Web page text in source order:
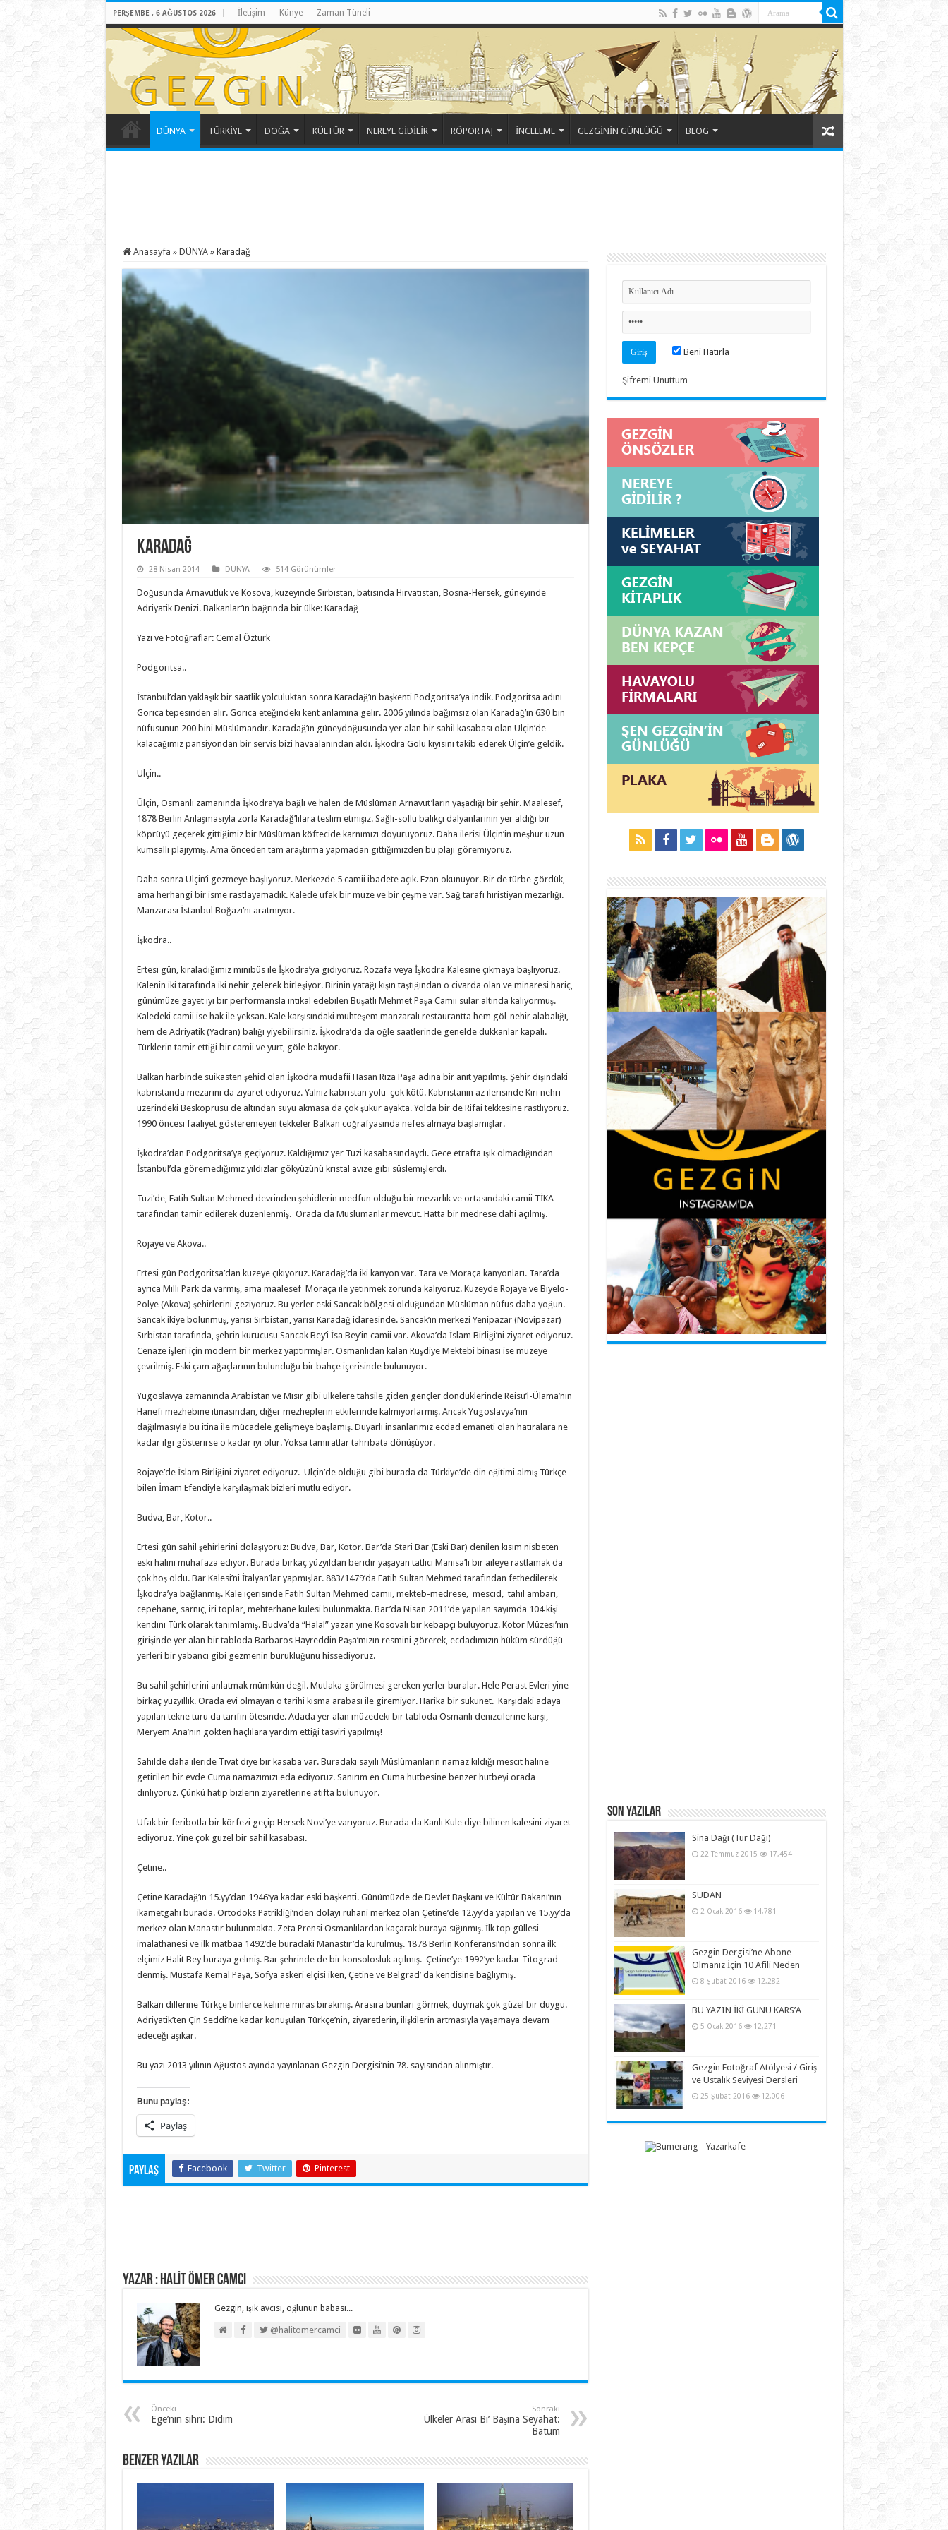
PERŞEMBE , 6 AĞUSTOS 2026 İletişim Künye Zaman Tüneli
DÜNYA TÜRKİYE DOĞA KÜLTÜR NEREYE GİDİLİR RÖPORTAJ İNCELEME GEZGİNİN GÜNLÜĞÜ BLOG
Anasayfa » DÜNYA » Karadağ
Karadağ
28 Nisan 2014 DÜNYA 514 Görünümler
Doğusunda Arnavutluk ve Kosova, kuzeyinde Sırbistan, batısında Hırvatistan, Bosna-Hersek, güneyinde
Adriyatik Denizi. Balkanlar’ın bağrında bir ülke: Karadağ
Yazı ve Fotoğraflar: Cemal Öztürk
Podgoritsa..
İstanbul’dan yaklaşık bir saatlik yolculuktan sonra Karadağ’ın başkenti Podgoritsa’ya indik. Podgoritsa adını
Gorica tepesinden alır. Gorica eteğindeki kent anlamına gelir. 2006 yılında bağımsız olan Karadağ’ın 630 bin
nüfusunun 200 bini Müslümandır. Karadağ’ın güneydoğusunda yer alan bir sahil kasabası olan Ülçin’de
kalacağımız pansiyondan bir servis bizi havaalanından aldı. İşkodra Gölü kıyısını takib ederek Ülçin’e geldik.
Ülçin..
Ülçin, Osmanlı zamanında İşkodra’ya bağlı ve halen de Müslüman Arnavut’ların yaşadığı bir şehir. Maalesef,
1878 Berlin Anlaşmasıyla zorla Karadağ’lılara teslim etmişiz. Sağlı-sollu balıkçı dalyanlarının yer aldığı bir
köprüyü geçerek gittiğimiz bir Müslüman köftecide karnımızı doyuruyoruz. Daha ilerisi Ülçin’in meşhur uzun
kumsallı plajıymış. Ama önceden tam araştırma yapmadan gittiğimizden bu plajı göremiyoruz.
Daha sonra Ülçin’i gezmeye başlıyoruz. Merkezde 5 camii ibadete açık. Ezan okunuyor. Bir de türbe gördük,
ama herhangi bir isme rastlayamadık. Kalede ufak bir müze ve bir çeşme var. Sağ tarafı hıristiyan mezarlığı.
Manzarası İstanbul Boğazı’nı aratmıyor.
İşkodra..
Ertesi gün, kiraladığımız minibüs ile İşkodra’ya gidiyoruz. Rozafa veya İşkodra Kalesine çıkmaya başlıyoruz.
Kalenin iki tarafında iki nehir gelerek birleşiyor. Birinin yatağı kışın taştığından o civarda olan ve minaresi hariç,
günümüze gayet iyi bir performansla intikal edebilen Buşatlı Mehmet Paşa Camii sular altında kalıyormuş.
Kaledeki camii ise hak ile yeksan. Kale karşısındaki muhteşem manzaralı restaurantta hem göl-nehir alabalığı,
hem de Adriyatik (Yadran) balığı yiyebilirsiniz. İşkodra’da da öğle saatlerinde genelde dükkanlar kapalı.
Türklerin tamir ettiği bir camii ve yurt, göle bakıyor.
Balkan harbinde suikasten şehid olan İşkodra müdafii Hasan Rıza Paşa adına bir anıt yapılmış. Şehir dışındaki
kabristanda mezarını da ziyaret ediyoruz. Yalnız kabristan yolu çok kötü. Kabristanın az ilerisinde Kiri nehri
üzerindeki Besköprüsü de altından suyu akmasa da çok şükür ayakta. Yolda bir de Rifai tekkesine rastlıyoruz.
1990 öncesi faaliyet gösteremeyen tekkeler Balkan coğrafyasında nefes almaya başlamışlar.
İşkodra’dan Podgoritsa’ya geçiyoruz. Kaldığımız yer Tuzi kasabasındaydı. Gece etrafta ışık olmadığından
İstanbul’da göremediğimiz yıldızlar gökyüzünü kristal avize gibi süslemişlerdi.
Tuzi’de, Fatih Sultan Mehmed devrinden şehidlerin medfun olduğu bir mezarlık ve ortasındaki camii TİKA
tarafından tamir edilerek düzenlenmiş. Orada da Müslümanlar mevcut. Hatta bir medrese dahi açılmış.
Rojaye ve Akova..
Ertesi gün Podgoritsa’dan kuzeye çıkıyoruz. Karadağ’da iki kanyon var. Tara ve Moraça kanyonları. Tara’da
ayrıca Milli Park da varmış, ama maalesef Moraça ile yetinmek zorunda kalıyoruz. Kuzeyde Rojaye ve Biyelo-
Polye (Akova) şehirlerini geziyoruz. Bu yerler eski Sancak bölgesi olduğundan Müslüman nüfus daha yoğun.
Sancak ikiye bölünmüş, yarısı Sırbistan, yarısı Karadağ idaresinde. Sancak’ın merkezi Yenipazar (Novipazar)
Sırbistan tarafında, şehrin kurucusu Sancak Bey’i İsa Bey’in camii var. Akova’da İslam Birliği’ni ziyaret ediyoruz.
Cenaze işleri için modern bir merkez yaptırmışlar. Osmanlıdan kalan Rüşdiye Mektebi binası ise müzeye
çevrilmiş. Eski çam ağaçlarının bulunduğu bir bahçe içerisinde bulunuyor.
Yugoslavya zamanında Arabistan ve Mısır gibi ülkelere tahsile giden gençler döndüklerinde Reisü’l-Ülama’nın
Hanefi mezhebine itinasından, diğer mezheplerin etkilerinde kalmıyorlarmış. Ancak Yugoslavya’nın
dağılmasıyla bu itina ile mücadele gelişmeye başlamış. Duyarlı insanlarımız ecdad emaneti olan hatıralara ne
kadar ilgi gösterirse o kadar iyi olur. Yoksa tamiratlar tahribata dönüşüyor.
Rojaye’de İslam Birliğini ziyaret ediyoruz. Ülçin’de olduğu gibi burada da Türkiye’de din eğitimi almış Türkçe
bilen İmam Efendiyle karşılaşmak bizleri mutlu ediyor.
Budva, Bar, Kotor..
Ertesi gün sahil şehirlerini dolaşıyoruz: Budva, Bar, Kotor. Bar’da Stari Bar (Eski Bar) denilen kısım nisbeten
eski halini muhafaza ediyor. Burada birkaç yüzyıldan beridir yaşayan tatlıcı Manisa’lı bir aileye rastlamak da
çok hoş oldu. Bar Kalesi’ni İtalyan’lar yapmışlar. 883/1479’da Fatih Sultan Mehmed tarafından fethedilerek
İşkodra’ya bağlanmış. Kale içerisinde Fatih Sultan Mehmed camii, mekteb-medrese, mescid, tahıl ambarı,
cepehane, sarnıç, iri toplar, mehterhane kulesi bulunmakta. Bar’da Nisan 2011’de yapılan sayımda 104 kişi
kendini Türk olarak tanımlamış. Budva’da “Halal” yazan yine Kosovalı bir kebapçı buluyoruz. Kotor Müzesi’nin
girişinde yer alan bir tabloda Barbaros Hayreddin Paşa’mızın resmini görerek, ecdadımızın hüküm sürdüğü
yerleri bir yabancı gibi gezmenin burukluğunu hissediyoruz.
Bu sahil şehirlerini anlatmak mümkün değil. Mutlaka görülmesi gereken yerler buralar. Hele Perast Evleri yine
birkaç yüzyıllık. Orada evi olmayan o tarihi kısma arabası ile giremiyor. Harika bir sükunet. Karşıdaki adaya
yapılan tekne turu da tarifin ötesinde. Adada yer alan müzedeki bir tabloda Osmanlı denizcilerine karşı,
Meryem Ana’nın gökten haçlılara yardım ettiği tasviri yapılmış!
Sahilde daha ileride Tivat diye bir kasaba var. Buradaki sayılı Müslümanların namaz kıldığı mescit haline
getirilen bir evde Cuma namazımızı eda ediyoruz. Sanırım en Cuma hutbesine benzer hutbeyi orada
dinliyoruz. Çünkü hatip bizlerin ziyaretlerine atıfta bulunuyor.
Ufak bir feribotla bir körfezi geçip Hersek Novi’ye varıyoruz. Burada da Kanlı Kule diye bilinen kalesini ziyaret
ediyoruz. Yine çok güzel bir sahil kasabası.
Çetine..
Çetine Karadağ’ın 15.yy’dan 1946’ya kadar eski başkenti. Günümüzde de Devlet Başkanı ve Kültür Bakanı’nın
ikametgahı burada. Ortodoks Patrikliği’nden dolayı ruhani merkez olan Çetine’de 12.yy’da yapılan ve 15.yy’da
merkez olan Manastır bulunmakta. Zeta Prensi Osmanlılardan kaçarak buraya sığınmış. İlk top güllesi
imalathanesi ve ilk matbaa 1492’de buradaki Manastır’da kurulmuş. 1878 Berlin Konferansı’ndan sonra ilk
elçimiz Halit Bey buraya gelmiş. Bar şehrinde de bir konsolosluk açılmış. Çetine’ye 1992’ye kadar Titograd
denmiş. Mustafa Kemal Paşa, Sofya askeri elçisi iken, Çetine ve Belgrad’ da kendisine bağlıymış.
Balkan dillerine Türkçe binlerce kelime miras bırakmış. Arasıra bunları görmek, duymak çok güzel bir duygu.
Adriyatik’ten Çin Seddi’ne kadar konuşulan Türkçe’nin, ziyaretlerin, ilişkilerin artmasıyla yaşamaya devam
edeceği aşikar.
Bu yazı 2013 yılının Ağustos ayında yayınlanan Gezgin Dergisi’nin 78. sayısından alınmıştır.
Bunu paylaş:
Paylaş
Paylaş Facebook Twitter Pinterest
Yazar : HALİT ÖMER CAMCI
Gezgin, ışık avcısı, oğlunun babası...
@halitomercamci
Önceki
Ege’nin sihri: Didim
Sonraki
Ülkeler Arası Bi’ Başına Seyahat:
Batum
Benzer Yazılar
Beni Hatırla
Şifremi Unuttum
Son Yazılar
Sina Dağı (Tur Dağı)
22 Temmuz 2015 17,454
SUDAN
2 Ocak 2016 14,781
Gezgin Dergisi’ne Abone
Olmanız İçin 10 Afili Neden
8 Şubat 2016 12,282
BU YAZIN İKİ GÜNÜ KARS’A…
5 Ocak 2016 12,271
Gezgin Fotoğraf Atölyesi / Giriş
ve Ustalık Seviyesi Dersleri
25 Şubat 2016 12,006